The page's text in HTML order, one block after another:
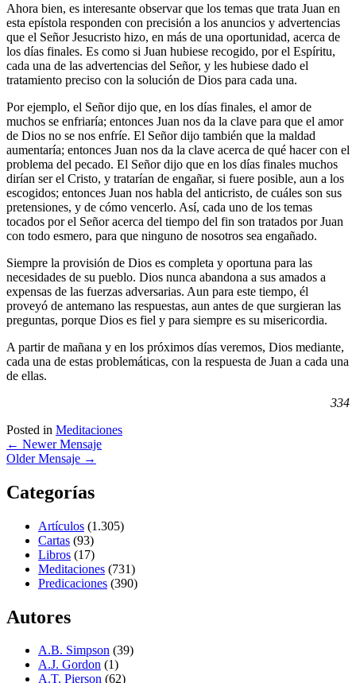
Ahora bien, es interesante observar que los temas que trata Juan en
esta epístola responden con precisión a los anuncios y advertencias
que el Señor Jesucristo hizo, en más de una oportunidad, acerca de
los días finales. Es como si Juan hubiese recogido, por el Espíritu,
cada una de las advertencias del Señor, y les hubiese dado el
tratamiento preciso con la solución de Dios para cada una.
Por ejemplo, el Señor dijo que, en los días finales, el amor de
muchos se enfriaría; entonces Juan nos da la clave para que el amor
de Dios no se nos enfríe. El Señor dijo también que la maldad
aumentaría; entonces Juan nos da la clave acerca de qué hacer con el
problema del pecado. El Señor dijo que en los días finales muchos
dirían ser el Cristo, y tratarían de engañar, si fuere posible, aun a los
escogidos; entonces Juan nos habla del anticristo, de cuáles son sus
pretensiones, y de cómo vencerlo. Así, cada uno de los temas
tocados por el Señor acerca del tiempo del fin son tratados por Juan
con todo esmero, para que ninguno de nosotros sea engañado.
Siempre la provisión de Dios es completa y oportuna para las
necesidades de su pueblo. Dios nunca abandona a sus amados a
expensas de las fuerzas adversarias. Aun para este tiempo, él
proveyó de antemano las respuestas, aun antes de que surgieran las
preguntas, porque Dios es fiel y para siempre es su misericordia.
A partir de mañana y en los próximos días veremos, Dios mediante,
cada una de estas problemáticas, con la respuesta de Juan a cada una
de ellas.
334
Posted in Meditaciones
← Newer Mensaje
Older Mensaje →
Categorías
Artículos (1.305)
Cartas (93)
Libros (17)
Meditaciones (731)
Predicaciones (390)
Autores
A.B. Simpson (39)
A.J. Gordon (1)
A.T. Pierson (62)